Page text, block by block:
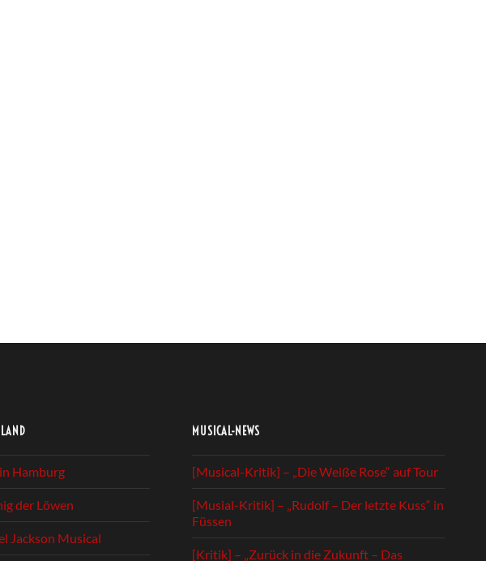
Hamburg
der Löwen
Jackson Musical
MUSICAL-NEWS
[Musical-Kritik] – „Die Weiße Rose“ auf Tour
[Musial-Kritik] – „Rudolf – Der letzte Kuss“ in
Füssen
[Kritik] – „Zurück in die Zukunft – Das